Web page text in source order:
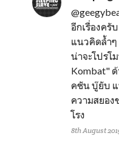
อีกเรื่องครั
แนวคิดล้ำ
น่าจะโปรโ
Kombat"
คชัน บู๊ยับ แ
ความสยอ
โรง
8th August